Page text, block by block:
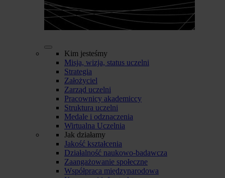
Kim jesteśmy
Misja, wizja, status uczelni
Strategia
Założyciel
Zarząd uczelni
Pracownicy akademiccy
Struktura uczelni
Medale i odznaczenia
Wirtualna Uczelnia
Jak działamy
Jakość kształcenia
Działalność naukowo-badawcza
Zaangażowanie społeczne
Współpraca międzynarodowa